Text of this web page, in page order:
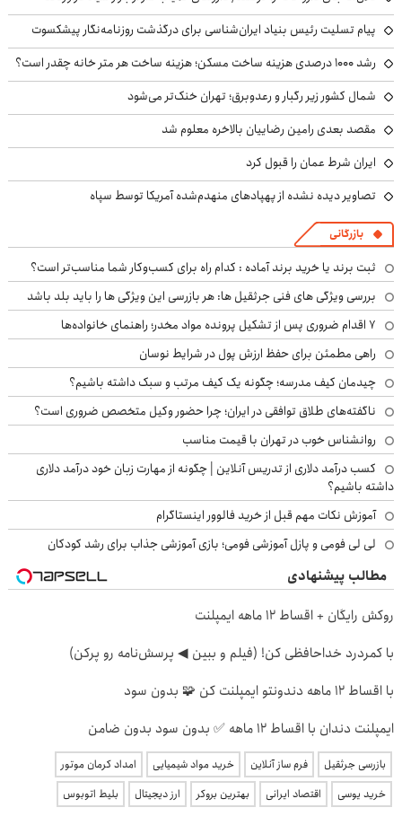
پیام تسلیت رئیس بنیاد ایران‌شناسی برای درگذشت روزنامه‌نگار پیشکسوت
رشد ۱۰۰۰ درصدی هزینه ساخت مسکن؛ هزینه ساخت هر متر خانه چقدر است؟
شمال کشور زیر رگبار و رعدوبرق؛ تهران خنک‌تر می‌شود
مقصد بعدی رامین رضاییان بالاخره معلوم شد
ایران شرط عمان را قبول کرد
تصاویر دیده نشده از پهپادهای منهدم‌شده آمریکا توسط سپاه
بازرگانی
ثبت برند یا خرید برند آماده : کدام راه برای کسب‌وکار شما مناسب‌تر است؟
بررسی ویژگی های فنی جرثقیل ها: هر بازرسی این ویژگی ها را باید بلد باشد
۷ اقدام ضروری پس از تشکیل پرونده مواد مخدر؛ راهنمای خانواده‌ها
راهی مطمئن برای حفظ ارزش پول در شرایط نوسان
چیدمان کیف مدرسه؛ چگونه یک کیف مرتب و سبک داشته باشیم؟
ناگفته‌های طلاق توافقی در ایران؛ چرا حضور وکیل متخصص ضروری است؟
روانشناس خوب در تهران با قیمت مناسب
کسب درآمد دلاری از تدریس آنلاین | چگونه از مهارت زبان خود درآمد دلاری
داشته باشیم؟
آموزش نکات مهم قبل از خرید فالوور اینستاگرام
لی لی فومی و پازل آموزشی فومی؛ بازی آموزشی جذاب برای رشد کودکان
مطالب پیشنهادی
روکش رایگان + اقساط ۱۲ ماهه ایمپلنت
با کمردرد خداحافظی کن! (فیلم و ببین ◀ پرسش‌نامه رو پرکن)
با اقساط 12 ماهه دندونتو ایمپلنت کن 🧩 بدون سود
ایمپلنت دندان با اقساط 12 ماهه ✅ بدون سود بدون ضامن
بازرسی جرثقیل فرم ساز آنلاین خرید مواد شیمیایی
امداد کرمان موتور
خرید یوسی
اقتصاد ایرانی بهترین بروکر ارز دیجیتال بلیط اتوبوس